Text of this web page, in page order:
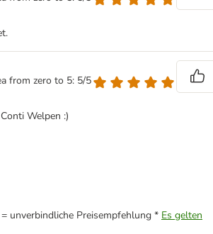
from zero to 5: 5/5
Welpen :)
unverbindliche Preisempfehlung * Es gelten